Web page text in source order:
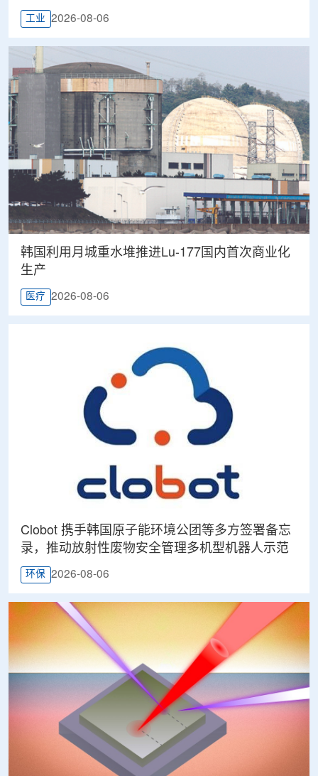
工业 2026-08-06
韩国利用月城重水堆推进Lu-177国内首次商业化
生产
医疗 2026-08-06
Clobot 携手韩国原子能环境公团等多方签署备忘
录，推动放射性废物安全管理多机型机器人示范
环保 2026-08-06